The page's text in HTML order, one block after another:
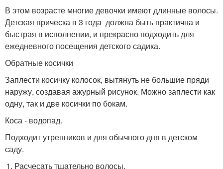
В этом возрасте многие девочки имеют длинные волосы.
Детская прическа в 3 года должна быть практична и
быстрая в исполнении, и прекрасно подходить для
ежедневного посещения детского садика.
Обратные косички
Заплести косичку колосок, вытянуть не большие пряди
наружу, создавая ажурный рисунок. Можно заплести как
одну, так и две косички по бокам.
Коса - водопад.
Подходит утренников и для обычного дня в детском
саду.
Расчесать тщательно волосы.